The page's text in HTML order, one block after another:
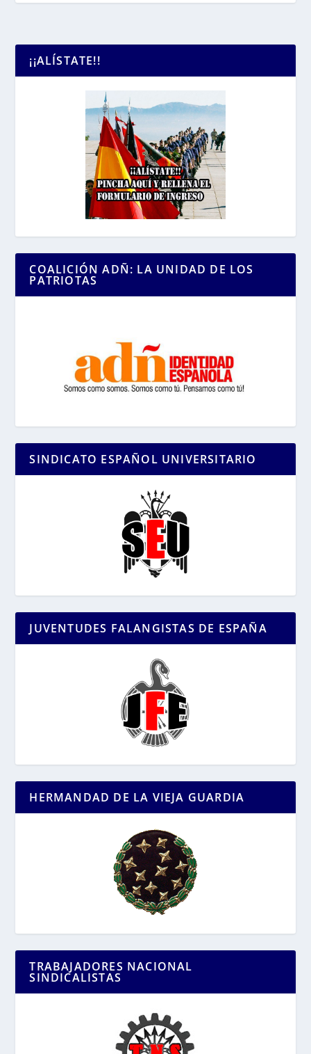
¡¡ALÍSTATE!!
COALICIÓN ADÑ: LA UNIDAD DE LOS
PATRIOTAS
SINDICATO ESPAÑOL UNIVERSITARIO
JUVENTUDES FALANGISTAS DE ESPAÑA
HERMANDAD DE LA VIEJA GUARDIA
TRABAJADORES NACIONAL
SINDICALISTAS